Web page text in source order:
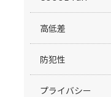
高低差
防犯性
プライバシー